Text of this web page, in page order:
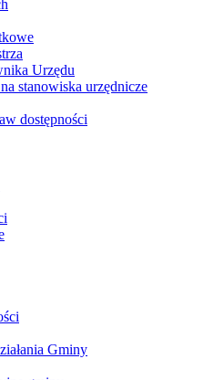
Urzędu
stanowiska urzędnicze
dostępności
Gminy